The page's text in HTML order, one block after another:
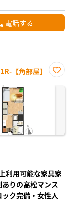
電話する
【角部屋】
に入
利用可能な家具家
りの高松マンス
ク完備・女性人